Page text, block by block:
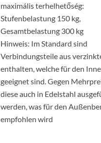
maximális terhelhetőség:
Stufenbelastung 150 kg,
Gesamtbelastung 300 kg
Hinweis: Im Standard sind
Verbindungsteile aus
enthalten, welche für den
geeignet sind. Gegen
diese auch in Edelstahl
werden, was für den
empfohlen wird